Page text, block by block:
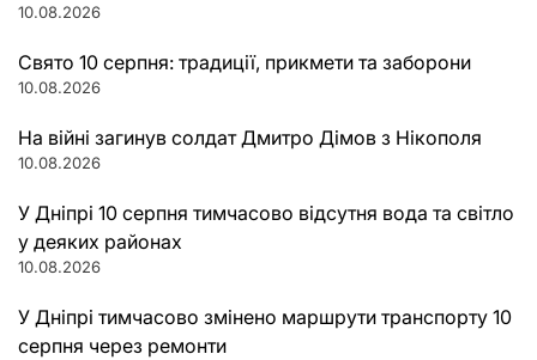
10.08.2026
Свято 10 серпня: традиції, прикмети та заборони
10.08.2026
На війні загинув солдат Дмитро Дімов з Нікополя
10.08.2026
У Дніпрі 10 серпня тимчасово відсутня вода та світло
у деяких районах
10.08.2026
У Дніпрі тимчасово змінено маршрути транспорту 10
серпня через ремонти